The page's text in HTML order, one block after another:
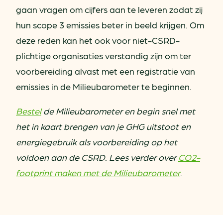
gaan vragen om cijfers aan te leveren zodat zij
hun scope 3 emissies beter in beeld krijgen. Om
deze reden kan het ook voor niet-CSRD-
plichtige organisaties verstandig zijn om ter
voorbereiding alvast met een registratie van
emissies in de Milieubarometer te beginnen.
Bestelde Milieubarometer en begin snel met
het in kaart brengen van je GHG uitstoot en
energiegebruik als voorbereiding op het
voldoen aan de CSRD. Lees verder overCO2-
footprint maken met de Milieubarometer.